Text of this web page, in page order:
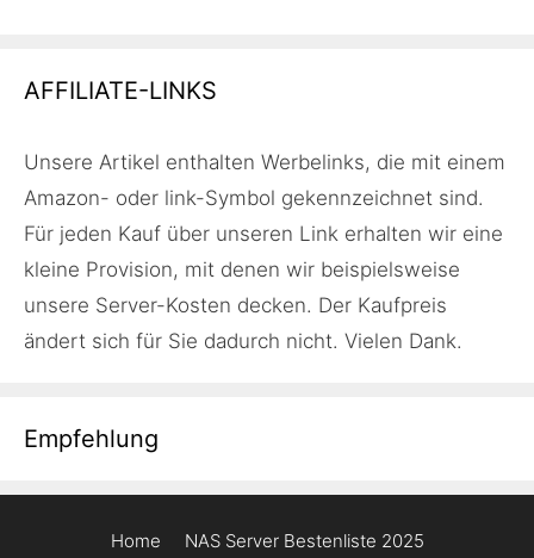
AFFILIATE-LINKS
Unsere Artikel enthalten Werbelinks, die mit einem
Amazon- oder link-Symbol gekennzeichnet sind.
Für jeden Kauf über unseren Link erhalten wir eine
kleine Provision, mit denen wir beispielsweise
unsere Server-Kosten decken. Der Kaufpreis
ändert sich für Sie dadurch nicht. Vielen Dank.
Empfehlung
Home NAS Server Bestenliste 2025